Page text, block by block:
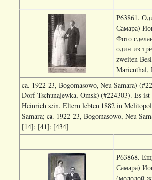
P63861.
Самара)
Фото
один из
zweiten
Marienthal,
ca. 1922-23, Bogomasowo, Neu Samara)
Dorf Tschunajewka, Omsk) (#224303). Es
Heinrich sein. Eltern lebten 1882 in
Samara; ca. 1922-23, Bogomasowo, Neu
[14]; [41]; [434]
P63868.
Самара)
(молодой